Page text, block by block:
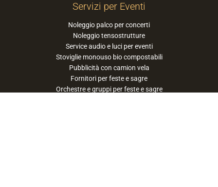
Servizi per Eventi
Noleggio palco per concerti
Noleggio tensostrutture
Service audio e luci per eventi
Stoviglie monouso bio compostabili
Pubblicità con camion vela
Fornitori per feste e sagre
Orchestre e gruppi per feste e sagre